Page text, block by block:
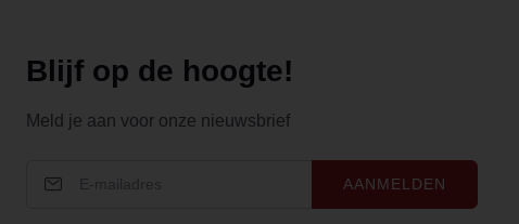
Blijf op de hoogte!
Meld je aan voor onze nieuwsbrief
AANMELDEN